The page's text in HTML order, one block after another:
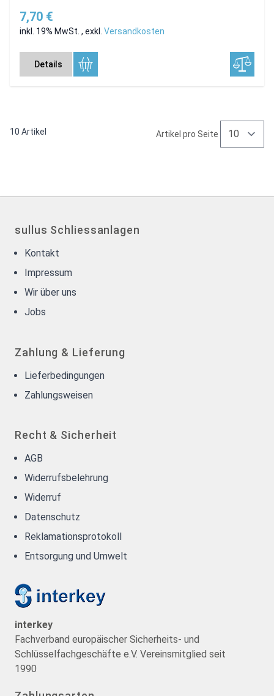
7,70 €
inkl. 19% MwSt. , exkl. Versandkosten
Details
10 Artikel Artikel pro Seite
sullus Schliessanlagen
Kontakt
Impressum
Wir über uns
Jobs
Zahlung & Lieferung
Lieferbedingungen
Zahlungsweisen
Recht & Sicherheit
AGB
Widerrufsbelehrung
Widerruf
Datenschutz
Reklamationsprotokoll
Entsorgung und Umwelt
interkey
Fachverband europäischer Sicherheits- und
Schlüsselfachgeschäfte e.V. Vereinsmitglied seit
1990